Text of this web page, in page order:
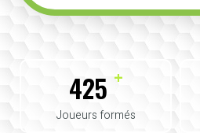
425 +
Joueurs formés